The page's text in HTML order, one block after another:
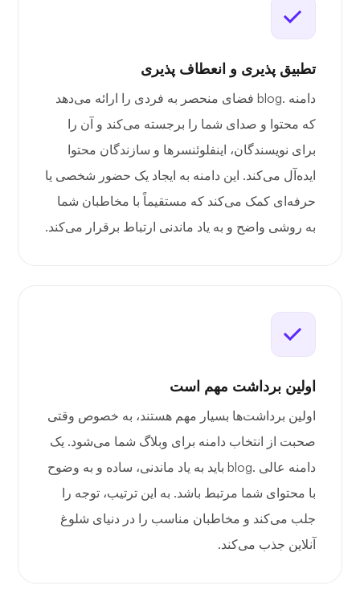
تطبیق پذیری و انعطاف پذیری
دامنه .blog فضای منحصر به فردی را ارائه می‌دهد
که محتوا و صدای شما را برجسته می‌کند و آن را
برای نویسندگان، اینفلوئنسرها و سازندگان محتوا
ایده‌آل می‌کند. این دامنه به ایجاد یک حضور شخصی یا
حرفه‌ای کمک می‌کند که مستقیماً با مخاطبان شما
به روشی واضح و به یاد ماندنی ارتباط برقرار می‌کند.
اولین برداشت مهم است
اولین برداشت‌ها بسیار مهم هستند، به خصوص وقتی
صحبت از انتخاب دامنه برای وبلاگ شما می‌شود. یک
دامنه عالی .blog باید به یاد ماندنی، ساده و به وضوح
با محتوای شما مرتبط باشد. به این ترتیب، توجه را
جلب می‌کند و مخاطبان مناسب را در دنیای شلوغ
آنلاین جذب می‌کند.